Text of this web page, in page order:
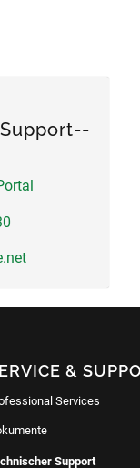
Sup­port-­
&
Services
Support